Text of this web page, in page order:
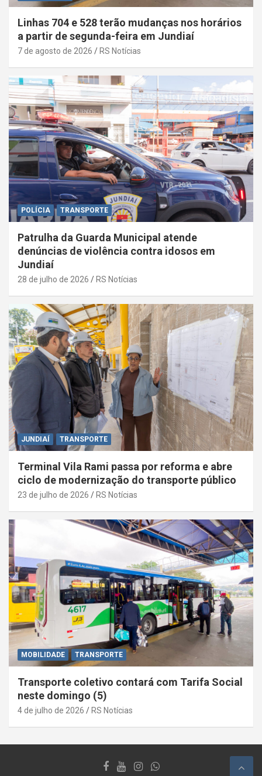
Linhas 704 e 528 terão mudanças nos horários
a partir de segunda-feira em Jundiaí
7 de agosto de 2026 RS Notícias
POLÍCIA TRANSPORTE
Patrulha da Guarda Municipal atende
denúncias de violência contra idosos em
Jundiaí
28 de julho de 2026 RS Notícias
JUNDIAÍ TRANSPORTE
Terminal Vila Rami passa por reforma e abre
ciclo de modernização do transporte público
23 de julho de 2026 RS Notícias
MOBILIDADE TRANSPORTE
Transporte coletivo contará com Tarifa Social
neste domingo (5)
4 de julho de 2026 RS Notícias